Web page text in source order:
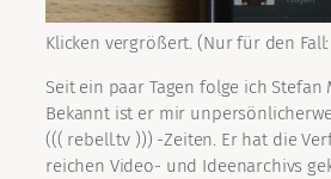
Klicken vergrößert. (Nur für den
Seit ein paar Tagen folge ich Stefan
Bekannt ist er mir
((( rebell.tv ))) -Zeiten. Er hat die
reichen Video- und Ideenarchivs